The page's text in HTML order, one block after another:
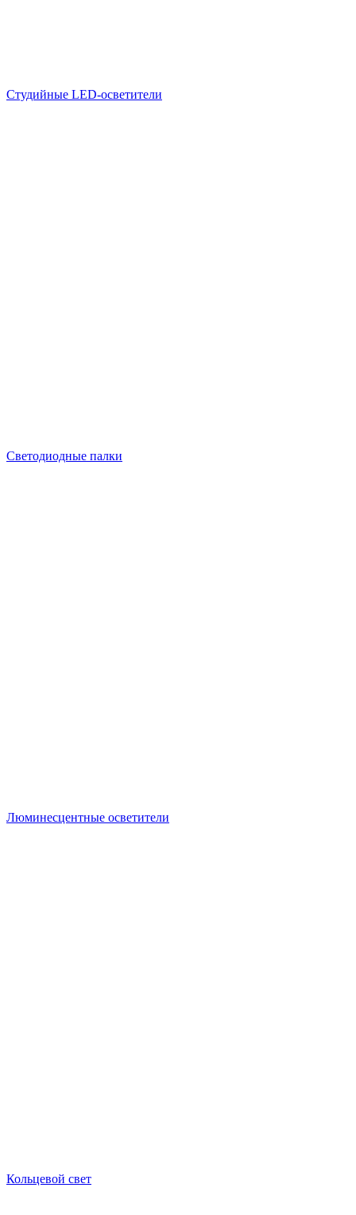
Студийные LED-осветители
Светодиодные палки
Люминесцентные осветители
Кольцевой свет